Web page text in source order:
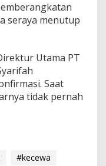
seraya menutup
Utama PT
Saat
tidak pernah
#kecewa